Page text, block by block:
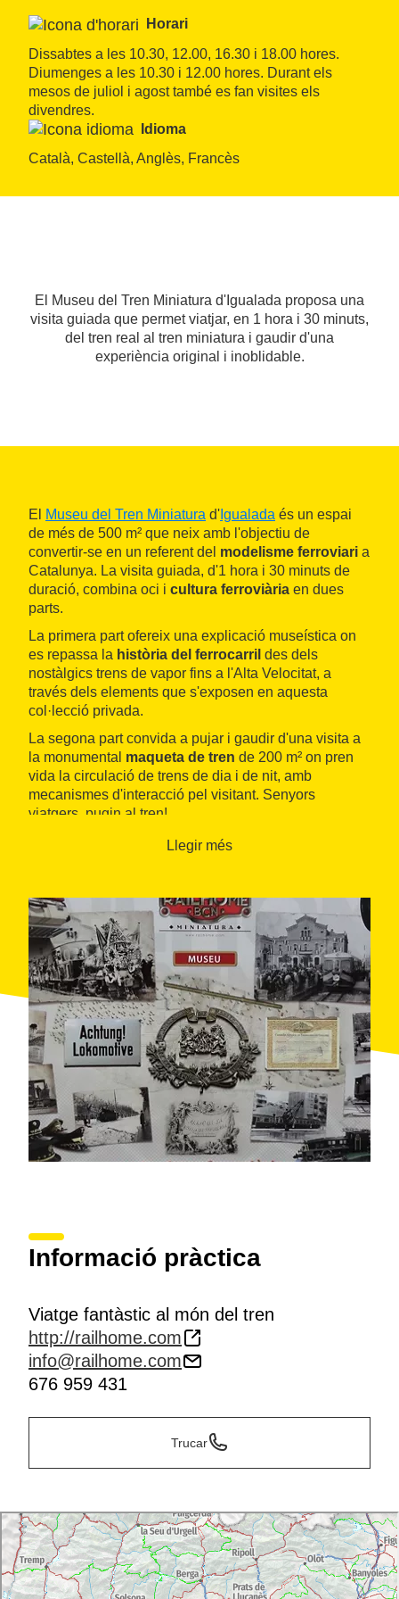
Horari
Dissabtes a les 10.30, 12.00, 16.30 i 18.00 hores.
Diumenges a les 10.30 i 12.00 hores. Durant els
mesos de juliol i agost també es fan visites els
divendres.
Idioma
Català, Castellà, Anglès, Francès
El Museu del Tren Miniatura d'Igualada proposa una
visita guiada que permet viatjar, en 1 hora i 30 minuts,
del tren real al tren miniatura i gaudir d'una
experiència original i inoblidable.
El Museu del Tren Miniatura d' Igualada és un espai
de més de 500 m² que neix amb l'objectiu de
convertir-se en un referent del modelisme ferroviari a
Catalunya. La visita guiada, d'1 hora i 30 minuts de
duració, combina oci i cultura ferroviària en dues
parts.
La primera part ofereix una explicació museística on
es repassa la història del ferrocarril des dels
nostàlgics trens de vapor fins a l'Alta Velocitat, a
través dels elements que s'exposen en aquesta
col·lecció privada.
La segona part convida a pujar i gaudir d'una visita a
la monumental maqueta de tren de 200 m² on pren
vida la circulació de trens de dia i de nit, amb
mecanismes d'interacció pel visitant. Senyors
viatgers, pugin al tren!
Llegir més
Informació pràctica
Viatge fantàstic al món del tren
http://railhome.com
info@railhome.com
676 959 431
Trucar